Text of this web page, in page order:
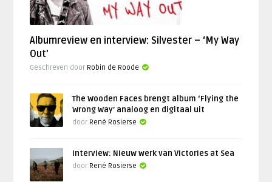
Albumreview en interview: Silvester – ‘My Way
Out’
Geschreven door Robin de Roode
The Wooden Faces brengt album ‘Flying the
Wrong Way’ analoog en digitaal uit
door René Rosierse
Interview: Nieuw werk van Victories at Sea
door René Rosierse